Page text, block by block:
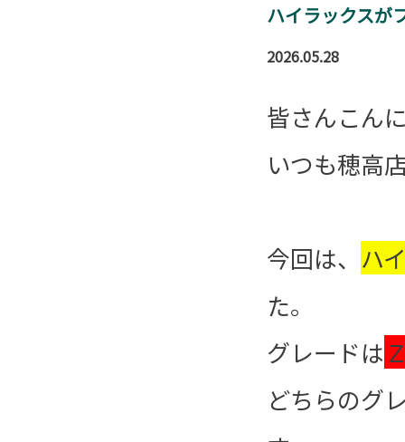
ハイラックスが
2026.05.28
皆さんこん
いつも穂高
今回は、 ハ
た。
グレードは
どちらのグ